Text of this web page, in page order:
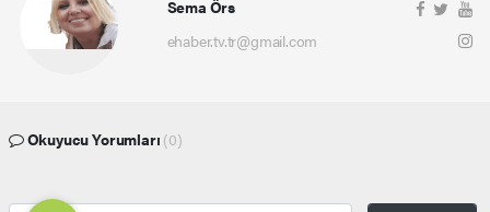
Sema Örs
ehaber.tv.tr@gmail.com
Okuyucu Yorumları (0)